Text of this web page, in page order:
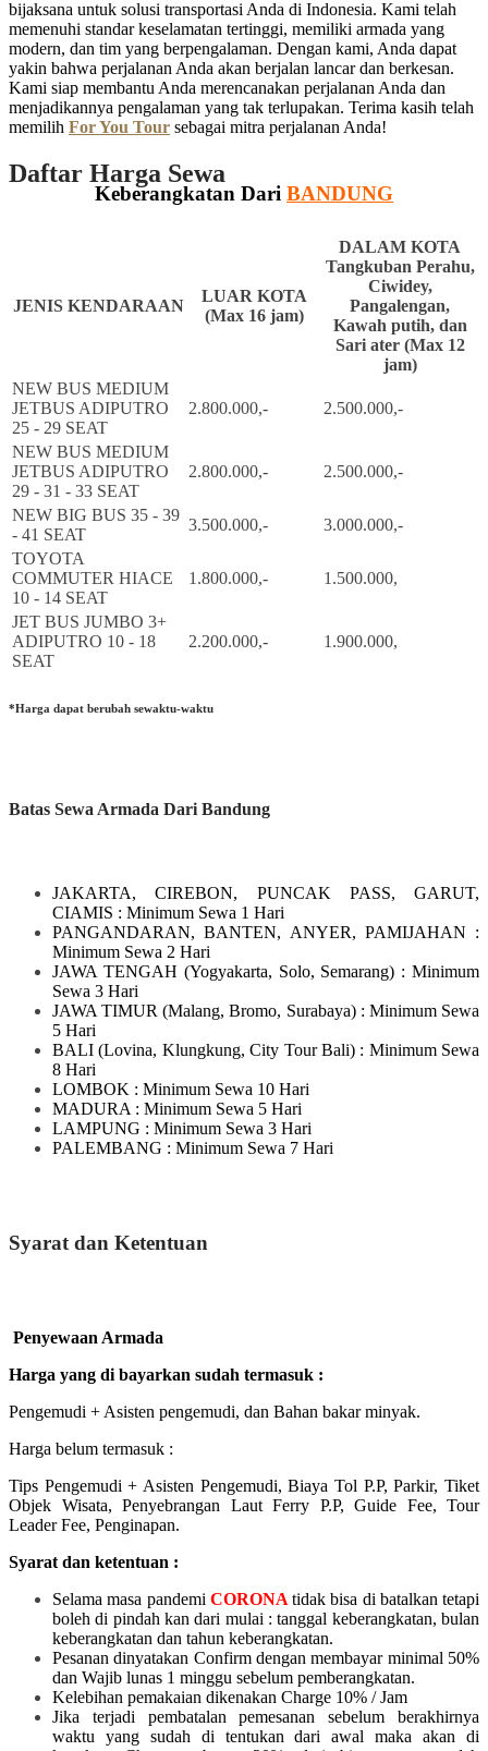
bijaksana untuk solusi transportasi Anda di Indonesia. Kami telah
memenuhi standar keselamatan tertinggi, memiliki armada yang
modern, dan tim yang berpengalaman. Dengan kami, Anda dapat
yakin bahwa perjalanan Anda akan berjalan lancar dan berkesan.
Kami siap membantu Anda merencanakan perjalanan Anda dan
menjadikannya pengalaman yang tak terlupakan. Terima kasih telah
memilih For You Tour sebagai mitra perjalanan Anda!
Daftar Harga Sewa
Keberangkatan Dari BANDUNG
JENIS KENDARAAN
LUAR KOTA
(Max 16 jam)
DALAM KOTA
Tangkuban Perahu,
Ciwidey,
Pangalengan,
Kawah putih, dan
Sari ater (Max 12
jam)
NEW BUS MEDIUM
JETBUS ADIPUTRO
25 - 29 SEAT
2.800.000,- 2.500.000,-
NEW BUS MEDIUM
JETBUS ADIPUTRO
29 - 31 - 33 SEAT
2.800.000,- 2.500.000,-
NEW BIG BUS 35 - 39
- 41 SEAT
3.500.000,-
3.000.000,-
TOYOTA
COMMUTER HIACE
10 - 14 SEAT
1.800.000,- 1.500.000,
JET BUS JUMBO 3+
ADIPUTRO 10 - 18
SEAT
2.200.000,- 1.900.000,
*Harga dapat berubah sewaktu-waktu
Batas Sewa Armada Dari Bandung
JAKARTA, CIREBON, PUNCAK PASS, GARUT,
CIAMIS : Minimum Sewa 1 Hari
PANGANDARAN, BANTEN, ANYER, PAMIJAHAN :
Minimum Sewa 2 Hari
JAWA TENGAH (Yogyakarta, Solo, Semarang) : Minimum
Sewa 3 Hari
JAWA TIMUR(Malang, Bromo, Surabaya) : Minimum Sewa
5 Hari
BALI (Lovina, Klungkung, City Tour Bali) : Minimum Sewa
8 Hari
LOMBOK : Minimum Sewa 10 Hari
MADURA : Minimum Sewa 5 Hari
LAMPUNG : Minimum Sewa 3 Hari
PALEMBANG : Minimum Sewa 7 Hari
Syarat dan Ketentuan
Penyewaan Armada
Harga yang di bayarkan sudah termasuk :
Pengemudi + Asisten pengemudi, dan Bahan bakar minyak.
Harga belum termasuk :
Tips Pengemudi + Asisten Pengemudi, Biaya Tol P.P, Parkir, Tiket
Objek Wisata, Penyebrangan Laut Ferry P.P, Guide Fee, Tour
Leader Fee, Penginapan.
Syarat dan ketentuan :
Selama masa pandemi CORONA tidak bisa di batalkan tetapi
boleh di pindah kan dari mulai :tanggal keberangkatan, bulan
keberangkatan dan tahun keberangkatan.
Pesanan dinyatakan Confirm dengan membayar minimal 50%
dan Wajib lunas 1 minggu sebelum pemberangkatan.
Kelebihan pemakaian dikenakan Charge 10% / Jam
Jika terjadi pembatalan pemesanan sebelum berakhirnya
waktu yang sudah di tentukan dari awal maka akan di